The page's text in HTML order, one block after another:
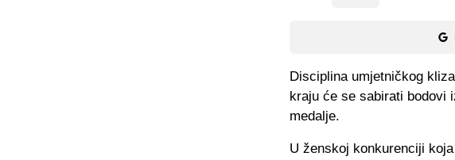
Disciplina umjetničkog
kraju će se sabirati bodovi
medalje.
U ženskoj konkurenciji